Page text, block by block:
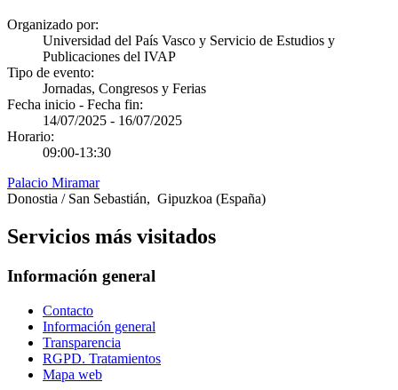
Organizado por:
Universidad del País Vasco y Servicio de Estudios y
Publicaciones del IVAP
Tipo de evento:
Jornadas, Congresos y Ferias
Fecha inicio - Fecha fin:
14/07/2025 - 16/07/2025
Horario:
09:00-13:30
Palacio Miramar
Donostia / San Sebastián, Gipuzkoa (España)
Servicios más visitados
Información general
Contacto
Información general
Transparencia
RGPD. Tratamientos
Mapa web